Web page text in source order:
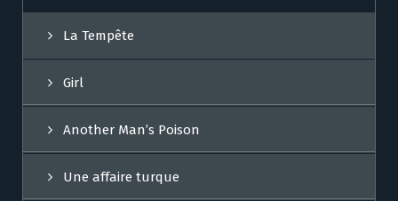
La Tempête
Girl
Another Man’s Poison
Une affaire turque